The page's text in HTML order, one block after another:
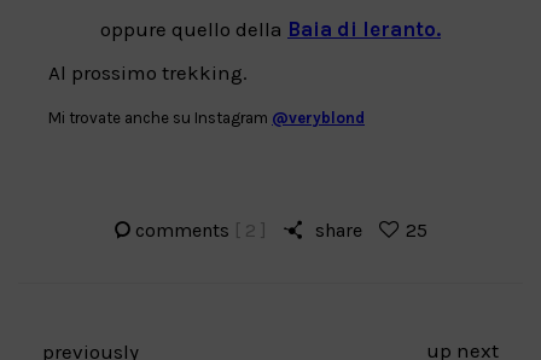
oppure quello della Baia di Ieranto.
Al prossimo trekking.
Mi trovate anche su Instagram @veryblond
comments [ 2 ] share 25
previously up next